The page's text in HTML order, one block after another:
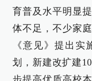
育普及水平明显
体不足，不少家
《意见》提出
划，新建改扩建